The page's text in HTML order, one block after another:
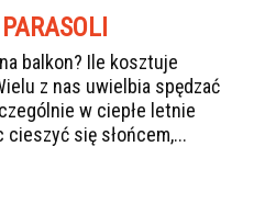
balkon? Ile kosztuje
z nas uwielbia spędzać
w ciepłe letnie
cieszyć się słońcem,...